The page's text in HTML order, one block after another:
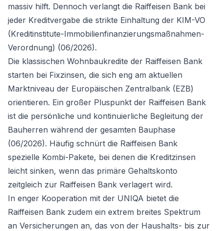
massiv hilft. Dennoch verlangt die Raiffeisen Bank bei
jeder Kreditvergabe die strikte Einhaltung der KIM-VO
(Kreditinstitute-Immobilienfinanzierungsmaßnahmen-
Verordnung) (06/2026).
Die klassischen Wohnbaukredite der Raiffeisen Bank
starten bei Fixzinsen, die sich eng am aktuellen
Marktniveau der Europäischen Zentralbank (EZB)
orientieren. Ein großer Pluspunkt der Raiffeisen Bank
ist die persönliche und kontinuierliche Begleitung der
Bauherren während der gesamten Bauphase
(06/2026). Häufig schnürt die Raiffeisen Bank
spezielle Kombi-Pakete, bei denen die Kreditzinsen
leicht sinken, wenn das primäre Gehaltskonto
zeitgleich zur Raiffeisen Bank verlagert wird.
In enger Kooperation mit der UNIQA bietet die
Raiffeisen Bank zudem ein extrem breites Spektrum
an Versicherungen an, das von der Haushalts- bis zur